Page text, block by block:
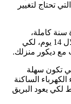
تحتاج لتغيير
سنة كاملة،
بالإضافة إلى سياسة إرجاع واستبدال مرنة خلال 14 يوم، لكي
مع ديكور منزلك.
تكون سهلة
الساكنة
يعود البريق